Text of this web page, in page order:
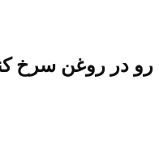
ها رو در روغن سرخ